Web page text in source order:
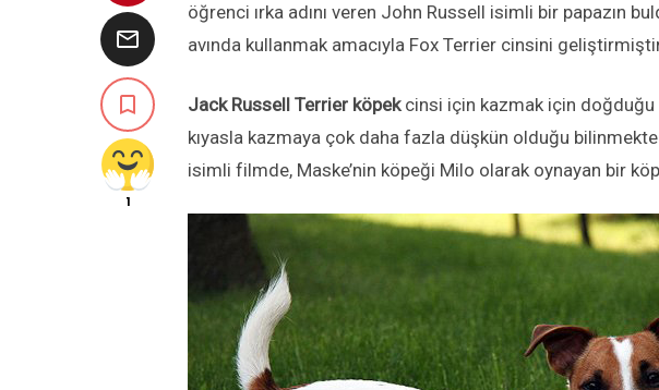


1
öğrenci ırka adını veren John Russell isimli bir papazın
avında kullanmak amacıyla Fox Terrier cinsini
Jack Russell Terrier köpekcinsi için kazmak için doğduğu
kıyasla kazmaya çok daha fazla düşkün olduğu
isimli filmde, Maske’nin köpeği Milo olarak oynayan bir